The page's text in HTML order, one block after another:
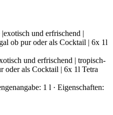
und erfrischend | tropisch-
oder als Cocktail | 6x 1l Tetra
1 l · Eigenschaften: